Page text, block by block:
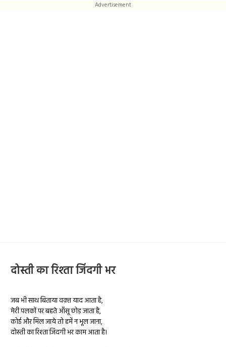
Advertisement
दोस्ती का रिश्ता जिंदगी भर
जब भी साथ बिताया वक़्त याद आता है,
मेरी पलकों पर बहते आँसू छोड़ जाता है,
कोई और मिल जाये तो हमें न भूल जाना,
दोस्ती का रिश्ता जिंदगी भर काम आता है।